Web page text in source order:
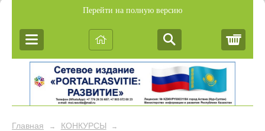
Перейти на полную версию
Главная → КОНКУРСЫ →